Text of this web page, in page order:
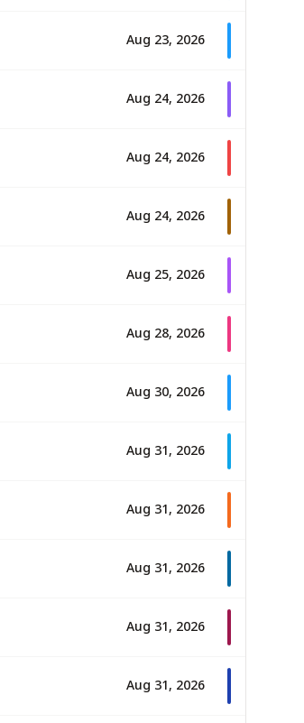
Aug 23, 2026
Aug 24, 2026
Aug 24, 2026
Aug 24, 2026
Aug 25, 2026
Aug 28, 2026
Aug 30, 2026
Aug 31, 2026
Aug 31, 2026
Aug 31, 2026
Aug 31, 2026
Aug 31, 2026